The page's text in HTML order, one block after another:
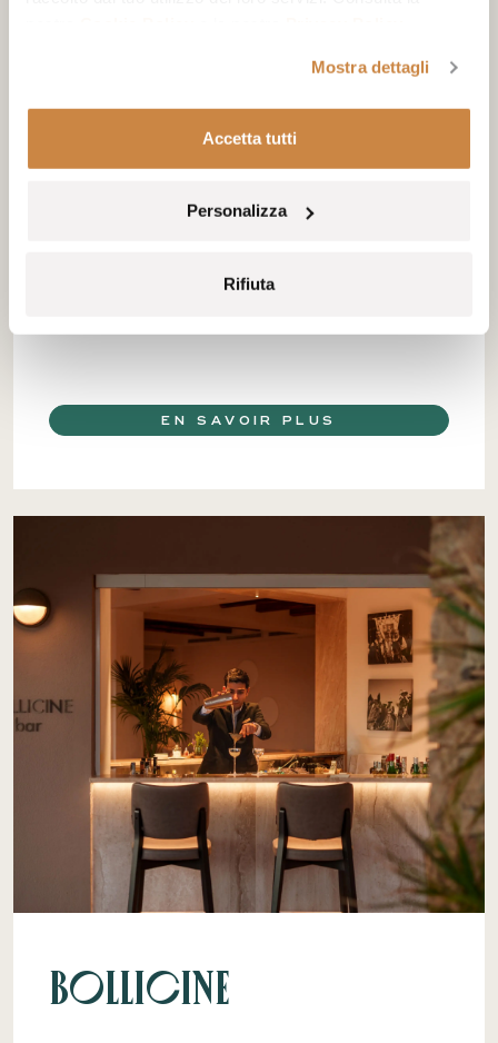
Mostra dettagli
Accetta tutti
Personalizza
Rifiuta
Mezze
copieuses assiettes à partager dans un cadre détendu en
EN SAVOIR PLUS
Bollicine